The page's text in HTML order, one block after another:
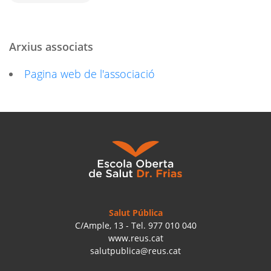
Arxius associats
Pagina web de l'associació
Salut Pública
C/Ample, 13 - Tel. 977 010 040
www.reus.cat
salutpublica@reus.cat